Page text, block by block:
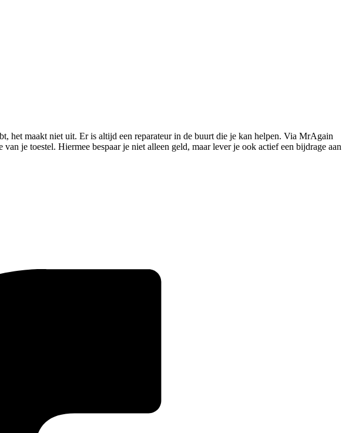
het maakt niet uit. Er is altijd een reparateur in de buurt die je kan helpen. Via MrAgain
je toestel. Hiermee bespaar je niet alleen geld, maar lever je ook actief een bijdrage aan